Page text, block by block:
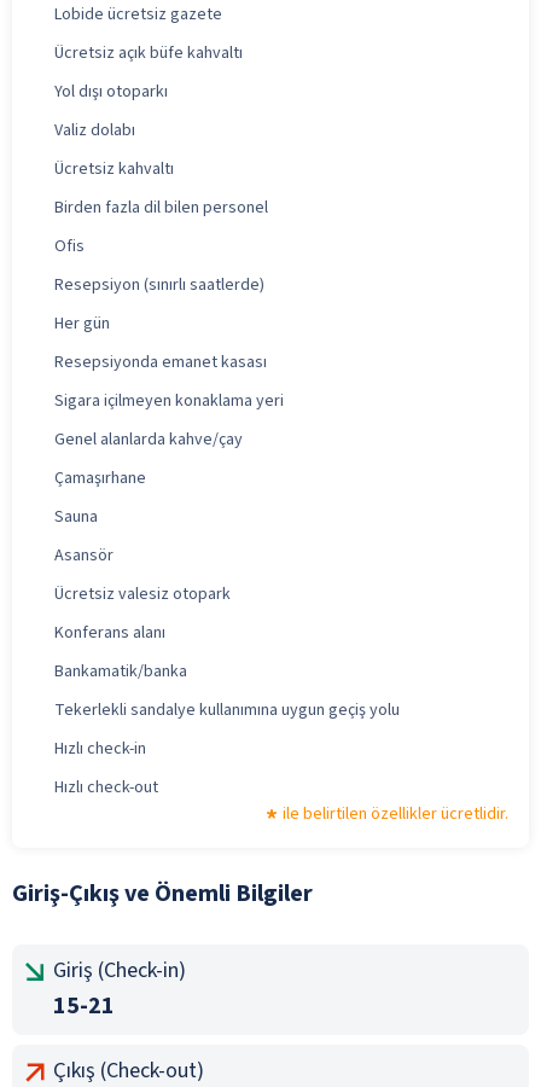
Lobide ücretsiz gazete
Ücretsiz açık büfe kahvaltı
Yol dışı otoparkı
Valiz dolabı
Ücretsiz kahvaltı
Birden fazla dil bilen personel
Ofis
Resepsiyon (sınırlı saatlerde)
Her gün
Resepsiyonda emanet kasası
Sigara içilmeyen konaklama yeri
Genel alanlarda kahve/çay
Çamaşırhane
Sauna
Asansör
Ücretsiz valesiz otopark
Konferans alanı
Bankamatik/banka
Tekerlekli sandalye kullanımına uygun geçiş yolu
Hızlı check-in
Hızlı check-out
ile belirtilen özellikler ücretlidir.
Giriş-Çıkış ve Önemli Bilgiler
Giriş (Check-in)
15-21
Çıkış (Check-out)